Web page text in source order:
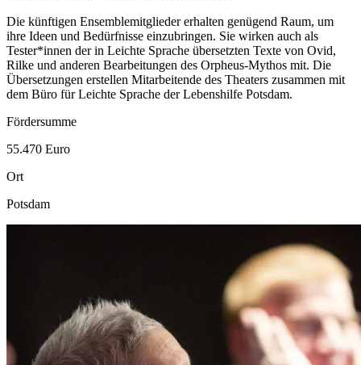
Die künftigen Ensemblemitglieder erhalten genügend Raum, um
ihre Ideen und Bedürfnisse einzubringen. Sie wirken auch als
Tester*innen der in Leichte Sprache übersetzten Texte von Ovid,
Rilke und anderen Bearbeitungen des Orpheus-Mythos mit. Die
Übersetzungen erstellen Mitarbeitende des Theaters zusammen mit
dem Büro für Leichte Sprache der Lebenshilfe Potsdam.
Fördersumme
55.470 Euro
Ort
Potsdam